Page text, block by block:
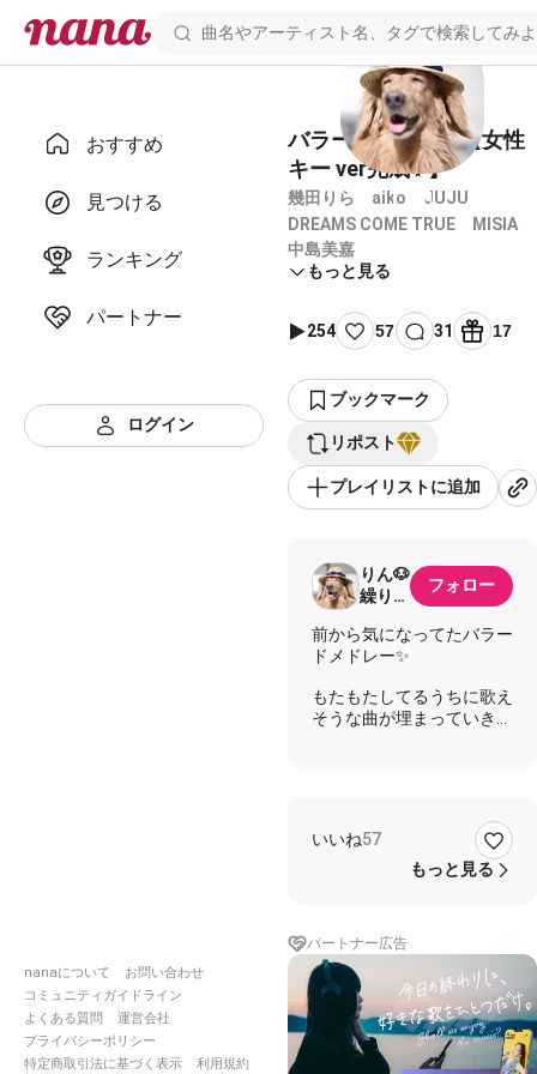
おすすめ
見つける
ランキング
パートナー
ログイン
nanaについて
お問い合わせ
コミュニティガイドライン
よくある質問
運営会社
プライバシーポリシー
特定商取引法に基づく表示
利用規約
バラードメドレー【女性
キー ver完成✨】
幾田りら aiko JUJU
DREAMS COME TRUE MISIA
中島美嘉
もっと見る
254 57 31 17
ブックマーク
リポスト
プレイリストに追加
りん🐶
繰り返
🍊🐶専
コラ
フォロー
前から気になってたバラー
ドメドレー✨
もたもたしてるうちに歌え
そうな曲が埋まっていき、
いや〜、スローだから余計
に難しい💦
た💕
先程投稿したの、音飛びし
てたので投稿し直しました
いいね57
もっと見る
パートナー広告